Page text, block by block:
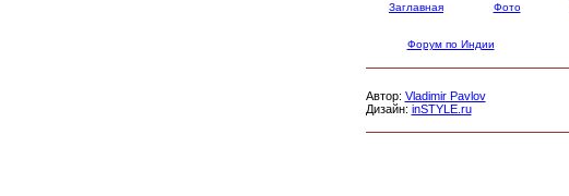
Заглавная Фото
Форум по Индии
Автор: Vladimir Pavlov
Дизайн: inSTYLE.ru